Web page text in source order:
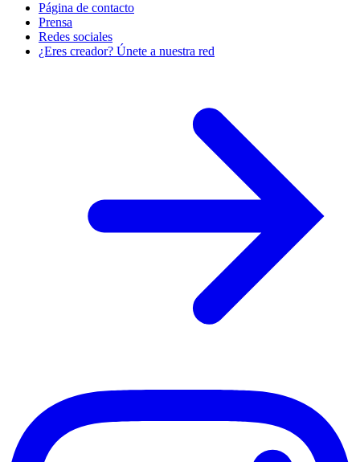
Página de contacto
Prensa
Redes sociales
¿Eres creador? Únete a nuestra red